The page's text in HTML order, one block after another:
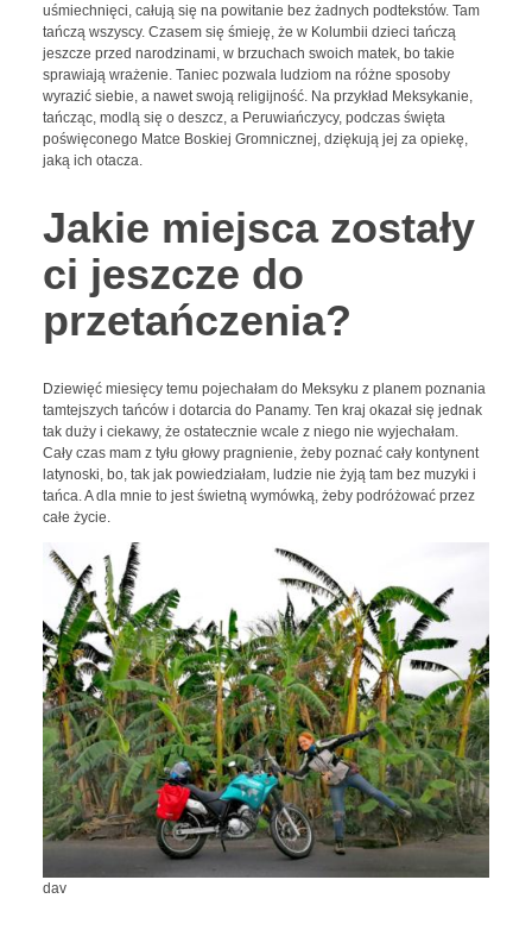
uśmiechnięci, całują się na powitanie bez żadnych podtekstów. Tam
tańczą wszyscy. Czasem się śmieję, że w Kolumbii dzieci tańczą
jeszcze przed narodzinami, w brzuchach swoich matek, bo takie
sprawiają wrażenie. Taniec pozwala ludziom na różne sposoby
wyrazić siebie, a nawet swoją religijność. Na przykład Meksykanie,
tańcząc, modlą się o deszcz, a Peruwiańczycy, podczas święta
poświęconego Matce Boskiej Gromnicznej, dziękują jej za opiekę,
jaką ich otacza.
Jakie miejsca zostały
ci jeszcze do
przetańczenia?
Dziewięć miesięcy temu pojechałam do Meksyku z planem poznania
tamtejszych tańców i dotarcia do Panamy. Ten kraj okazał się jednak
tak duży i ciekawy, że ostatecznie wcale z niego nie wyjechałam.
Cały czas mam z tyłu głowy pragnienie, żeby poznać cały kontynent
latynoski, bo, tak jak powiedziałam, ludzie nie żyją tam bez muzyki i
tańca. A dla mnie to jest świetną wymówką, żeby podróżować przez
całe życie.
dav